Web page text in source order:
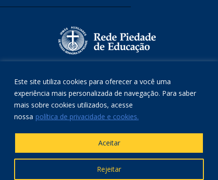
Este site utiliza cookies para oferecer a você uma
experiência mais personalizada de navegação. Para saber
mais sobre cookies utilizados, acesse
nossa política de privacidade e cookies.
Rejeitar
Aceitar